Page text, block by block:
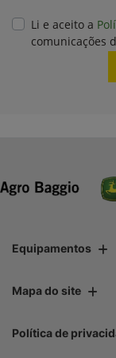
Li e aceito a
comunicações
Equipamentos
Mapa do site
Política de